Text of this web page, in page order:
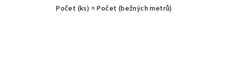
Počet (ks) = Počet (bežných metrů)